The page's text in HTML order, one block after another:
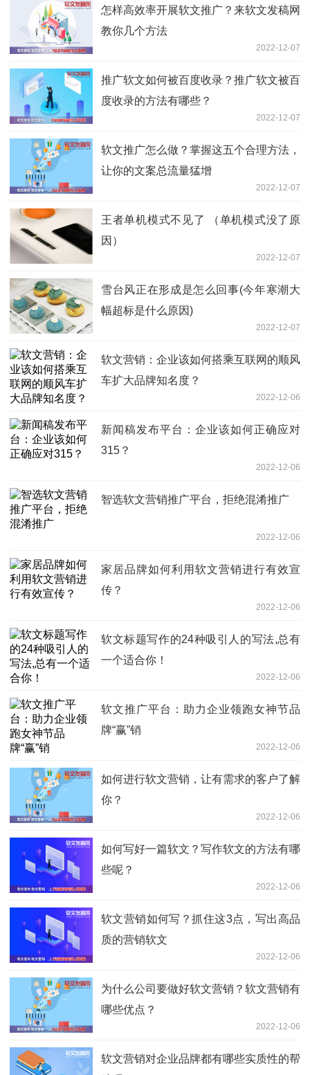
怎样高效率开展软文推广？来软文发稿网
教你几个方法
2022-12-07
推广软文如何被百度收录？推广软文被百
度收录的方法有哪些？
2022-12-07
软文推广怎么做？掌握这五个合理方法，
让你的文案总流量猛增
2022-12-07
王者单机模式不见了 （单机模式没了原
因）
2022-12-07
雪台风正在形成是怎么回事(今年寒潮大
幅超标是什么原因)
2022-12-07
软文营销：企业该如何搭乘互联网的顺风
车扩大品牌知名度？
2022-12-06
新闻稿发布平台：企业该如何正确应对
315？
2022-12-06
智选软文营销推广平台，拒绝混淆推广
2022-12-06
家居品牌如何利用软文营销进行有效宣
传？
2022-12-06
软文标题写作的24种吸引人的写法,总有
一个适合你！
2022-12-06
软文推广平台：助力企业领跑女神节品
牌“赢”销
2022-12-06
如何进行软文营销，让有需求的客户了解
你？
2022-12-06
如何写好一篇软文？写作软文的方法有哪
些呢？
2022-12-06
软文营销如何写？抓住这3点，写出高品
质的营销软文
2022-12-06
为什么公司要做好软文营销？软文营销有
哪些优点？
2022-12-06
软文营销对企业品牌都有哪些实质性的帮